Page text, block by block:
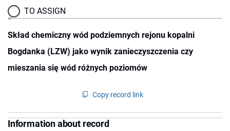
TO ASSIGN
Skład chemiczny wód podziemnych rejonu kopalni
Bogdanka (LZW) jako wynik zanieczyszczenia czy
mieszania się wód różnych poziomów
Copy record link
Information about record